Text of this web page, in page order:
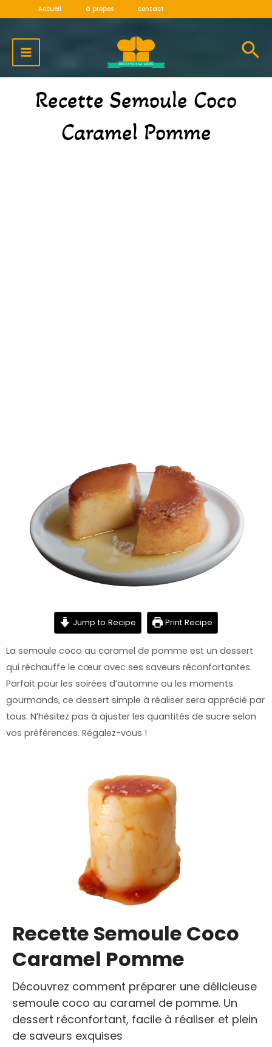
contenu
Accueil à propos contact
MENU
Recette Semoule Coco
Caramel Pomme
Jump to Recipe Print Recipe
La semoule coco au caramel de pomme est un dessert
qui réchauffe le cœur avec ses saveurs réconfortantes.
Parfait pour les soirées d’automne ou les moments
gourmands, ce dessert simple à réaliser sera apprécié par
tous. N’hésitez pas à ajuster les quantités de sucre selon
vos préférences. Régalez-vous !
Recette Semoule Coco
Caramel Pomme
Découvrez comment préparer une délicieuse
semoule coco au caramel de pomme. Un
dessert réconfortant, facile à réaliser et plein
de saveurs exquises
minutes minutes